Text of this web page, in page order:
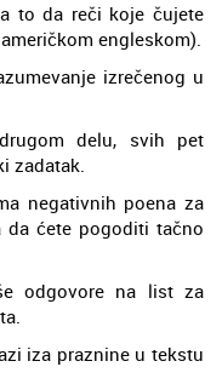
to da reči koje čujete
engleskom).
izrečenog u
delu, svih pet
zadatak.
negativnih poena za
da ćete pogoditi tačno
odgovore na list za
iza praznine u tekstu